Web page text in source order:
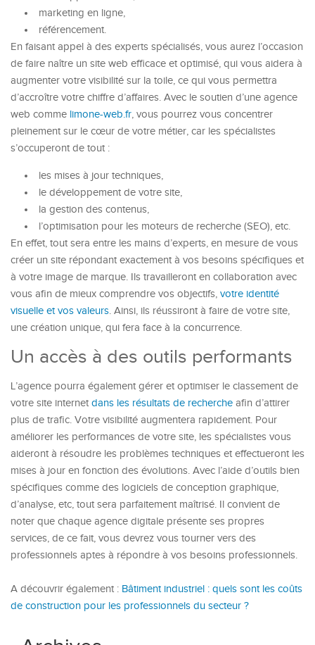
marketing en ligne,
référencement.
En faisant appel à des experts spécialisés, vous aurez l’occasion
de faire naître un site web efficace et optimisé, qui vous aidera à
augmenter votre visibilité sur la toile, ce qui vous permettra
d’accroître votre chiffre d’affaires. Avec le soutien d’une agence
web comme limone-web.fr, vous pourrez vous concentrer
pleinement sur le cœur de votre métier, car les spécialistes
s’occuperont de tout :
les mises à jour techniques,
le développement de votre site,
la gestion des contenus,
l’optimisation pour les moteurs de recherche (SEO), etc.
En effet, tout sera entre les mains d’experts, en mesure de vous
créer un site répondant exactement à vos besoins spécifiques et
à votre image de marque. Ils travailleront en collaboration avec
vous afin de mieux comprendre vos objectifs, votre identité
visuelle et vos valeurs. Ainsi, ils réussiront à faire de votre site,
une création unique, qui fera face à la concurrence.
Un accès à des outils performants
L’agence pourra également gérer et optimiser le classement de
votre site internet dans les résultats de recherche afin d’attirer
plus de trafic. Votre visibilité augmentera rapidement. Pour
améliorer les performances de votre site, les spécialistes vous
aideront à résoudre les problèmes techniques et effectueront les
mises à jour en fonction des évolutions. Avec l’aide d’outils bien
spécifiques comme des logiciels de conception graphique,
d’analyse, etc, tout sera parfaitement maîtrisé. Il convient de
noter que chaque agence digitale présente ses propres
services, de ce fait, vous devrez vous tourner vers des
professionnels aptes à répondre à vos besoins professionnels.
A découvrir également : Bâtiment industriel : quels sont les coûts
de construction pour les professionnels du secteur ?